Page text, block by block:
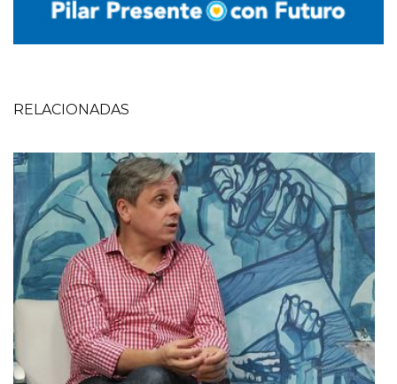
RELACIONADAS
Imagen